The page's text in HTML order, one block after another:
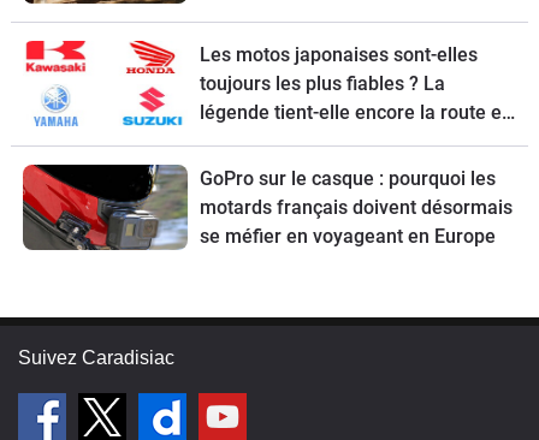
Les motos japonaises sont-elles
toujours les plus fiables ? La
légende tient-elle encore la route en
2026 ?
GoPro sur le casque : pourquoi les
motards français doivent désormais
se méfier en voyageant en Europe
Suivez Caradisiac